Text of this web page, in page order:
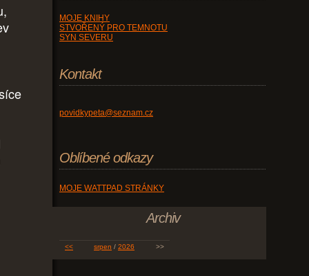
MOJE KNIHY
STVOŘENÝ PRO TEMNOTU
SYN SEVERU
Kontakt
povidkypeta@seznam.cz
Oblíbené odkazy
MOJE WATTPAD STRÁNKY
Archiv
<< srpen / 2026 >>